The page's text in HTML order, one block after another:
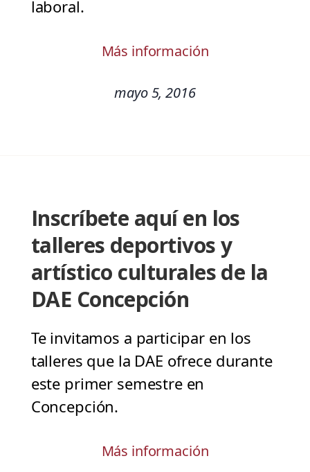
laboral.
Más información
mayo 5, 2016
Inscríbete aquí en los
talleres deportivos y
artístico culturales de la
DAE Concepción
Te invitamos a participar en los
talleres que la DAE ofrece durante
este primer semestre en
Concepción.
Más información